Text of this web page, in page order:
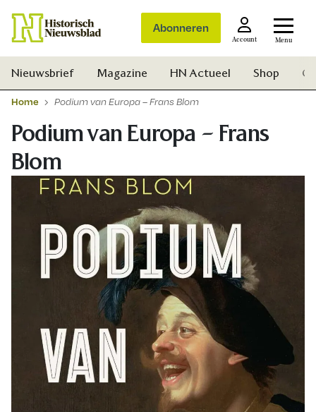
Abonneren
Account Menu
Nieuwsbrief Magazine HN Actueel Shop
Home Podium van Europa – Frans Blom
Podium van Europa – Frans
Blom